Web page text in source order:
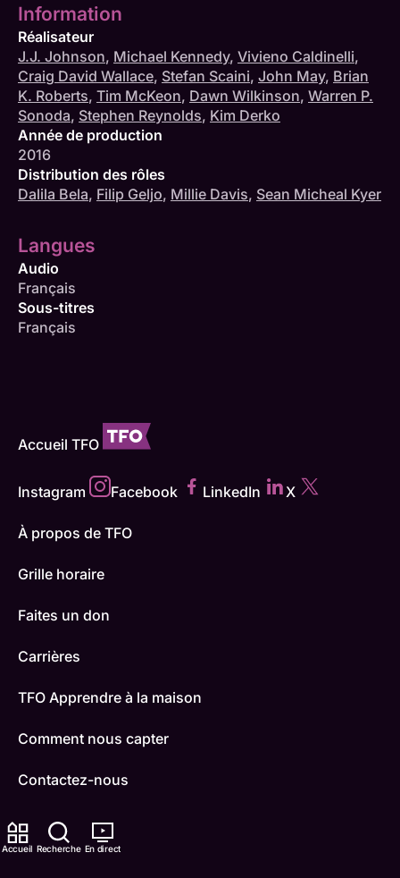
Accueil Recherche En direct
Information
Réalisateur
J.J. Johnson, Michael Kennedy, Vivieno Caldinelli,
Craig David Wallace, Stefan Scaini, John May, Brian
K. Roberts, Tim McKeon, Dawn Wilkinson, Warren P.
Sonoda, Stephen Reynolds, Kim Derko
Année de production
2016
Distribution des rôles
Dalila Bela, Filip Geljo, Millie Davis, Sean Micheal Kyer
Langues
Audio
Français
Sous-titres
Français
Accueil TFO
Instagram Facebook LinkedIn X
À propos de TFO
Grille horaire
Faites un don
Carrières
TFO Apprendre à la maison
Comment nous capter
Contactez-nous
ONFR